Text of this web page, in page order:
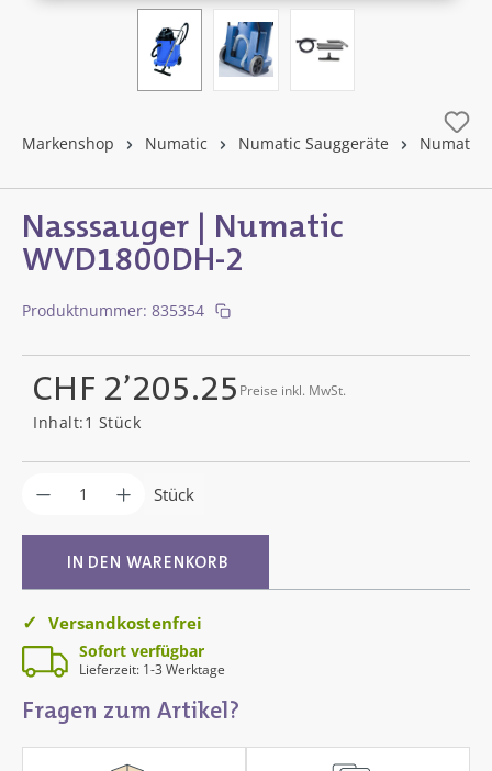
Markenshop Numatic Numatic Sauggeräte Numatic
Nasssauger | Numatic
WVD1800DH-2
Regulärer Preis:
CHF 2’205.25 Preise inkl. MwSt.
Inhalt:1 Stück
Produkt Anzahl: Gib den gewünschten
Stück
IN DEN WARENKORB
Versandkostenfrei
Sofort verfügbar
Lieferzeit: 1-3 Werktage
Produktnummer: 835354
Fragen zum Artikel?